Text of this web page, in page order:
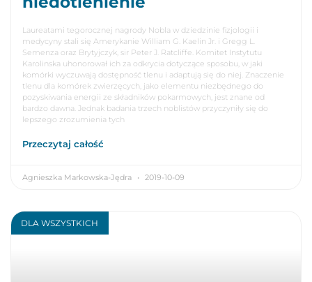
Laureatami tegorocznej nagrody Nobla w dziedzinie fizjologii i
medycyny stali się Amerykanie William G. Kaelin Jr. i Gregg L.
Semenza oraz Brytyjczyk, sir Peter J. Ratcliffe. Komitet Instytutu
Karolinska uhonorował ich za odkrycia dotyczące sposobu, w jaki
komórki wyczuwają dostępność tlenu i adaptują się do niej. Znaczenie
tlenu dla komórek zwierzęcych, jako elementu niezbędnego do
pozyskiwania energii ze składników pokarmowych, jest znane od
bardzo dawna. Jednak badania trzech noblistów przyczyniły się do
lepszego zrozumienia tych
Przeczytaj całość
Agnieszka Markowska-Jędra 2019-10-09
DLA WSZYSTKICH